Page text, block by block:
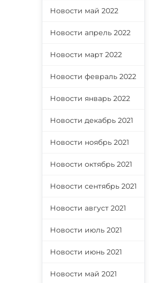
Новости май 2022
Новости апрель 2022
Новости март 2022
Новости февраль 2022
Новости январь 2022
Новости декабрь 2021
Новости ноябрь 2021
Новости октябрь 2021
Новости сентябрь 2021
Новости август 2021
Новости июль 2021
Новости июнь 2021
Новости май 2021